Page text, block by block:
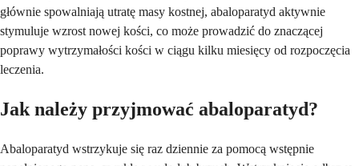
głównie spowalniają utratę masy kostnej, abaloparatyd aktywnie
stymuluje wzrost nowej kości, co może prowadzić do znaczącej
poprawy wytrzymałości kości w ciągu kilku miesięcy od rozpoczęcia
leczenia.
Jak należy przyjmować abaloparatyd?
Abaloparatyd wstrzykuje się raz dziennie za pomocą wstępnie